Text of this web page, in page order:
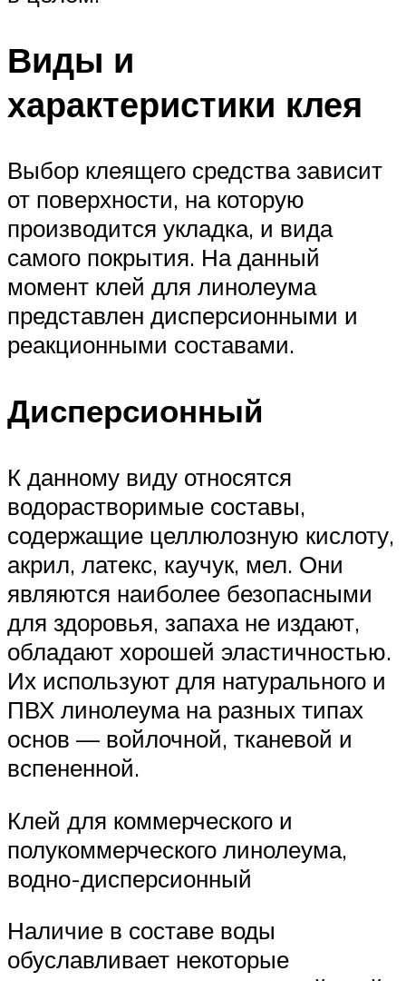
Виды и
характеристики клея
Выбор клеящего средства зависит
от поверхности, на которую
производится укладка, и вида
самого покрытия. На данный
момент клей для линолеума
представлен дисперсионными и
реакционными составами.
Дисперсионный
К данному виду относятся
водорастворимые составы,
содержащие целлюлозную кислоту,
акрил, латекс, каучук, мел. Они
являются наиболее безопасными
для здоровья, запаха не издают,
обладают хорошей эластичностью.
Их используют для натурального и
ПВХ линолеума на разных типах
основ — войлочной, тканевой и
вспененной.
Клей для коммерческого и
полукоммерческого линолеума,
водно-дисперсионный
Наличие в составе воды
обуславливает некоторые